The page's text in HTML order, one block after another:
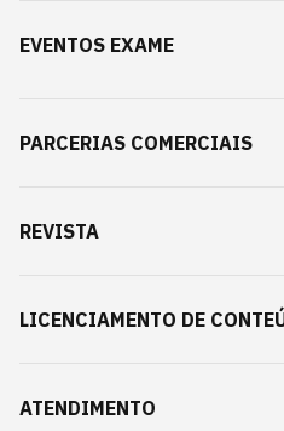
EVENTOS EXAME
PARCERIAS COMERCIAIS
REVISTA
LICENCIAMENTO DE
ATENDIMENTO